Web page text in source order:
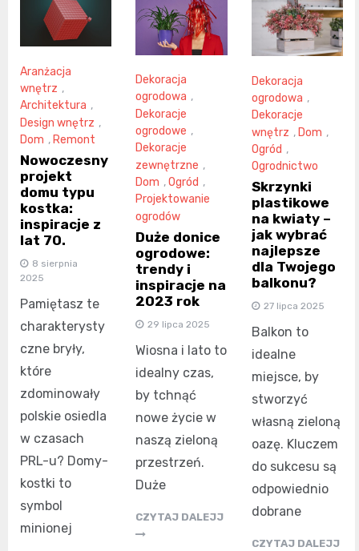
Aranżacja
wnętrz ,
Architektura ,
Design wnętrz ,
Dom , Remont
Nowoczesny
projekt
domu typu
kostka:
inspiracje z
lat 70.
8 sierpnia
2025
Pamiętasz te
charakterysty
czne bryły,
które
zdominowały
polskie osiedla
w czasach
PRL-u? Domy-
kostki to
symbol
minionej
Dekoracja
ogrodowa ,
Dekoracje
ogrodowe ,
Dekoracje
zewnętrzne ,
Dom ,Ogród ,
Projektowanie
ogrodów
Duże donice
ogrodowe:
trendy i
inspiracje na
2023 rok
29 lipca 2025
Wiosna i lato to
idealny czas,
by tchnąć
nowe życie w
naszą zieloną
przestrzeń.
Duże
CZYTAJ DALEJJ
Dekoracja
ogrodowa ,
Dekoracje
wnętrz , Dom ,
Ogród ,
Ogrodnictwo
Skrzynki
plastikowe
na kwiaty –
jak wybrać
najlepsze
dla Twojego
balkonu?
27 lipca 2025
Balkon to
idealne
miejsce, by
stworzyć
własną zieloną
oazę. Kluczem
do sukcesu są
odpowiednio
dobrane
CZYTAJ DALEJJ